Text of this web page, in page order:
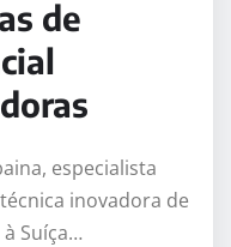
de
especialista
inovadora de
Suíça…